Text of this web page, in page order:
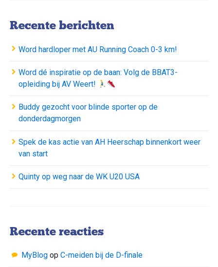
Recente berichten
Word hardloper met AU Running Coach 0-3 km!
Word dé inspiratie op de baan: Volg de BBAT3-
opleiding bij AV Weert!
Buddy gezocht voor blinde sporter op de
donderdagmorgen
Spek de kas actie van AH Heerschap binnenkort weer
van start
Quinty op weg naar de WK U20 USA
Recente reacties
MyBlog op C-meiden bij de D-finale